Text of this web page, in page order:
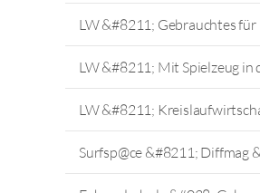
LW &#8211; Gebrauchtes
LW &#8211; Mit Spielzeug
LW &#8211;
Surfsp@ce &#8211; Diffmag